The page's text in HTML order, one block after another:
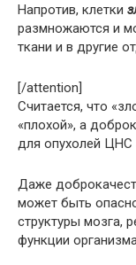
Напротив, клетки
размножаются и
ткани и в другие
[/attention]
Считается, что
«плохой», а
для опухолей ЦНС
Даже
может быть
структуры мозга,
функции